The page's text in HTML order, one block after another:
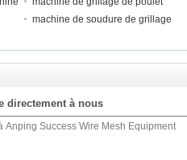
machine de soudure de grillage
directement à nous